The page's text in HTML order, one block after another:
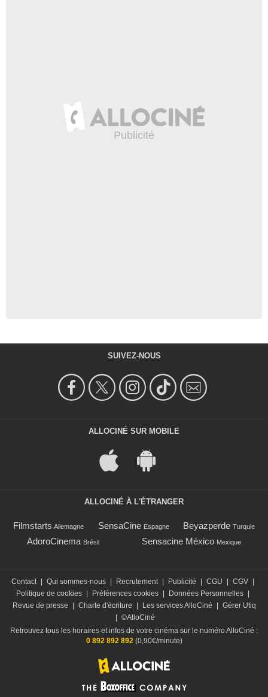
SUIVEZ-NOUS
ALLOCINÉ SUR MOBILE
ALLOCINÉ À L'ÉTRANGER
Filmstarts Allemagne SensaCine Espagne Beyazperde Turquie
AdoroCinema Brésil Sensacine México Mexique
Contact Qui sommes-nous Recrutement Publicité CGU CGV
Politique de cookies
Préférences cookies Données Personnelles
Revue de presse
Charte d'écriture Les services AlloCiné
Gérer Utiq
©AlloCiné
Retrouvez tous les horaires et infos de votre cinéma sur le numéro AlloCiné :
0 892 892 892(0,90€/minute)